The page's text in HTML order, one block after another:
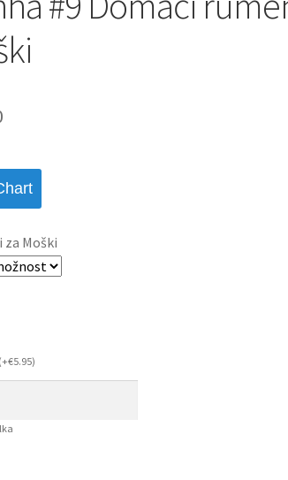
Moški
(+€5.95)